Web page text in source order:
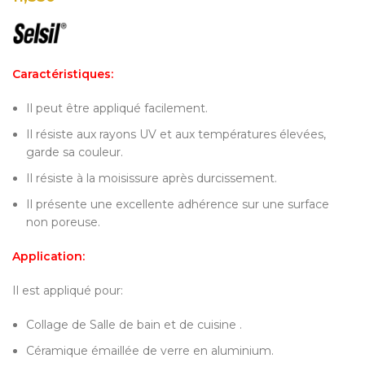
Caractéristiques:
Il peut être appliqué facilement.
Il résiste aux rayons UV et aux températures élevées,
garde sa couleur.
Il résiste à la moisissure après durcissement.
Il présente une excellente adhérence sur une surface
non poreuse.
Application:
Il est appliqué pour:
Collage de Salle de bain et de cuisine .
Céramique émaillée de verre en aluminium.